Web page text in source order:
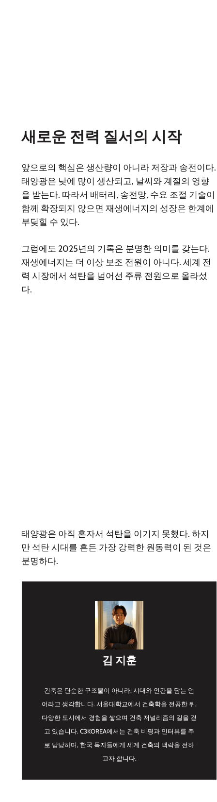
새로운 전력 질서의 시작
앞으로의 핵심은 생산량이 아니라 저장과 송전이다.
태양광은 낮에 많이 생산되고, 날씨와 계절의 영향
을 받는다. 따라서 배터리, 송전망, 수요 조절 기술이
함께 확장되지 않으면 재생에너지의 성장은 한계에
부딪힐 수 있다.
그럼에도 2025년의 기록은 분명한 의미를 갖는다.
재생에너지는 더 이상 보조 전원이 아니다. 세계 전
력 시장에서 석탄을 넘어선 주류 전원으로 올라섰
다.
태양광은 아직 혼자서 석탄을 이기지 못했다. 하지
만 석탄 시대를 흔든 가장 강력한 원동력이 된 것은
분명하다.
김 지훈
건축은 단순한 구조물이 아니라, 시대와 인간을 담는 언
어라고 생각합니다. 서울대학교에서 건축학을 전공한 뒤,
다양한 도시에서 경험을 쌓으며 건축 저널리즘의 길을 걷
고 있습니다. C3KOREA에서는 건축 비평과 인터뷰를 주
로 담당하며, 한국 독자들에게 세계 건축의 맥락을 전하
고자 합니다.